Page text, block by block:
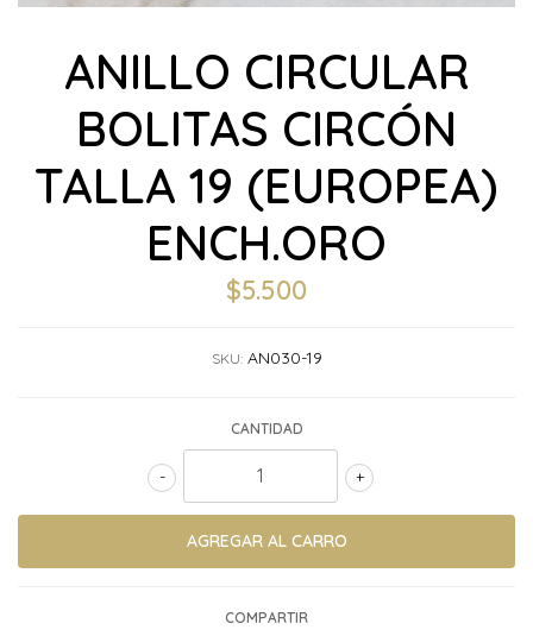
ANILLO CIRCULAR
BOLITAS CIRCÓN
TALLA 19 (EUROPEA)
ENCH.ORO
$5.500
SKU: AN030-19
CANTIDAD
+
-
COMPARTIR